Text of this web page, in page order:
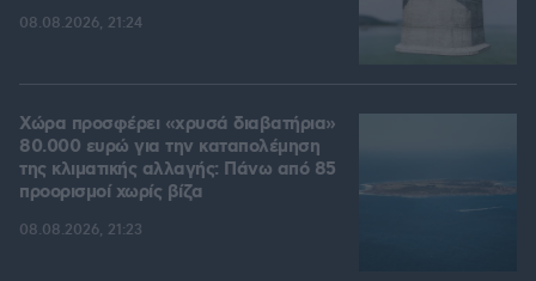
08.08.2026, 21:24
Χώρα προσφέρει «χρυσά διαβατήρια»
80.000 ευρώ για την καταπολέμηση
της κλιματικής αλλαγής: Πάνω από 85
προορισμοί χωρίς βίζα
08.08.2026, 21:23